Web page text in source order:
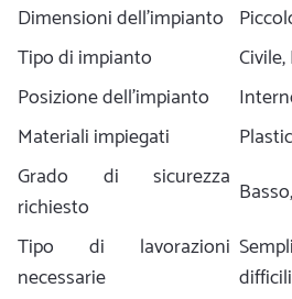
Dimensioni dell'impianto
Tipo di impianto
Posizione dell'impianto
Materiali impiegati
Grado di sicurezza
richiesto
Tipo di lavorazioni
necessarie
difficili